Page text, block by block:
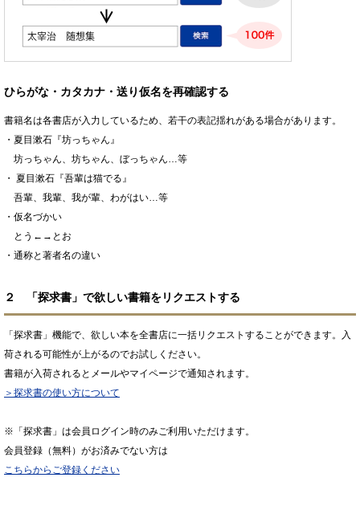
ひらがな・カタカナ・送り仮名を再確認する
書籍名は各書店が入力しているため、若干の表記揺れがある場合があります。
・夏目漱石『坊っちゃん』
坊っちゃん、坊ちゃん、ぼっちゃん…等
・ 夏目漱石『吾輩は猫でる』
吾輩、我輩、我が輩、わがはい…等
・仮名づかい
とう←→とお
・通称と著者名の違い
２ 「探求書」で欲しい書籍をリクエストする
「探求書」機能で、欲しい本を全書店に一括リクエストすることができます。入
荷される可能性が上がるのでお試しください。
書籍が入荷されるとメールやマイページで通知されます。
＞探求書の使い方について
※「探求書」は会員ログイン時のみご利用いただけます。
会員登録（無料）がお済みでない方は
こちらからご登録ください